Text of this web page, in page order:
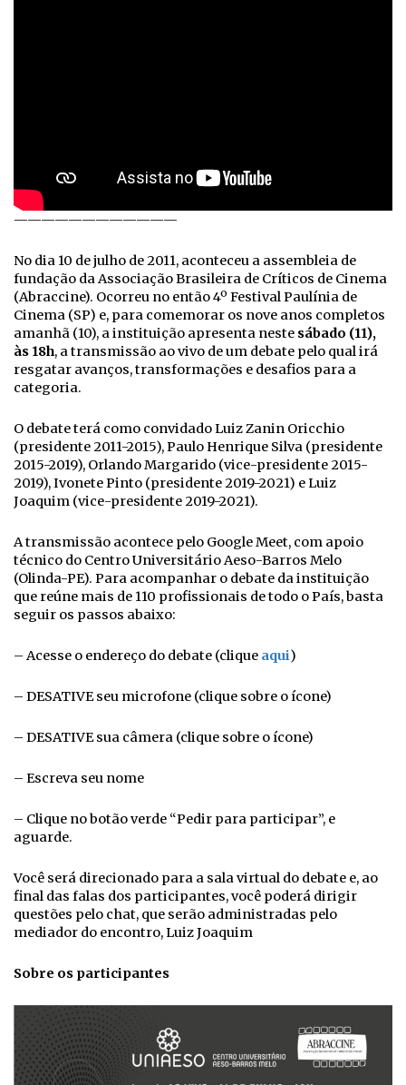
————————————
No dia 10 de julho de 2011, aconteceu a assembleia de
fundação da Associação Brasileira de Críticos de Cinema
(Abraccine). Ocorreu no então 4º Festival Paulínia de
Cinema (SP) e, para comemorar os nove anos completos
amanhã (10), a instituição apresenta neste sábado (11),
às 18h, a transmissão ao vivo de um debate pelo qual irá
resgatar avanços, transformações e desafios para a
categoria.
O debate terá como convidado Luiz Zanin Oricchio
(presidente 2011-2015), Paulo Henrique Silva (presidente
2015-2019), Orlando Margarido (vice-presidente 2015-
2019), Ivonete Pinto (presidente 2019-2021) e Luiz
Joaquim (vice-presidente 2019-2021).
A transmissão acontece pelo Google Meet, com apoio
técnico do Centro Universitário Aeso-Barros Melo
(Olinda-PE). Para acompanhar o debate da instituição
que reúne mais de 110 profissionais de todo o País, basta
seguir os passos abaixo:
– Acesse o endereço do debate (clique aqui)
– DESATIVE seu microfone (clique sobre o ícone)
– DESATIVE sua câmera (clique sobre o ícone)
– Escreva seu nome
– Clique no botão verde “Pedir para participar”, e
aguarde.
Você será direcionado para a sala virtual do debate e, ao
final das falas dos participantes, você poderá dirigir
questões pelo chat, que serão administradas pelo
mediador do encontro, Luiz Joaquim
Sobre os participantes